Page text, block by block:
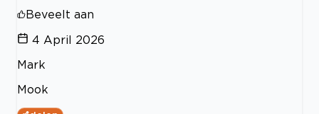
Beveelt aan
4 April 2026
Mark
Mook